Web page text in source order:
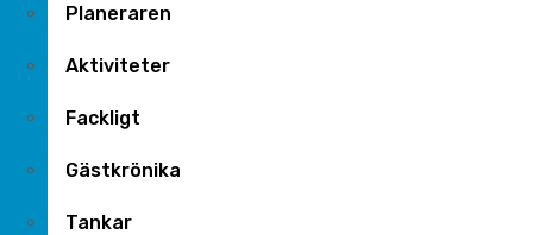
Planeraren
Aktiviteter
Fackligt
Gästkrönika
Tankar